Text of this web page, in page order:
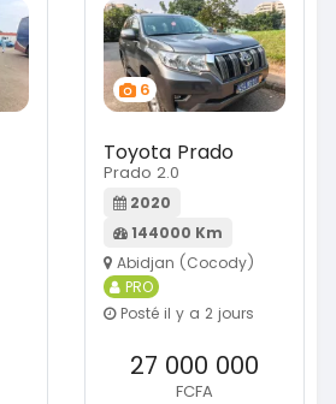
6
Toyota Prado
Prado 2.0
2020
144000 Km
Abidjan (Cocody)
PRO
Posté il y a 2 jours
27 000 000
FCFA